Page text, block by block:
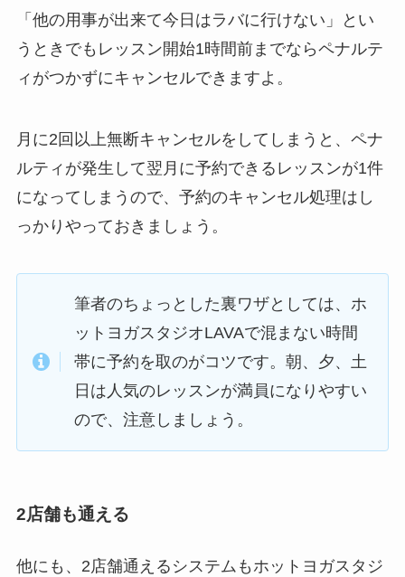
「他の用事が出来て今日はラバに行けない」
とい
うときでもレッスン開始1時間前までならペナルテ
ィがつかずにキャンセルできますよ。
月に2回以上無断キャンセルをしてしまうと、ペナ
ルティが発生して翌月に予約できるレッスンが1件
になってしまうので、予約のキャンセル処理はし
っかりやっておきましょう。
筆者のちょっとした裏ワザとしては、ホ
ットヨガスタジオLAVAで混まない時間
帯に予約を取のがコツです。朝、夕、土
日は人気のレッスンが満員になりやすい
ので、注意しましょう。
2店舗も通える
他にも、2店舗通えるシステムもホットヨガスタジ